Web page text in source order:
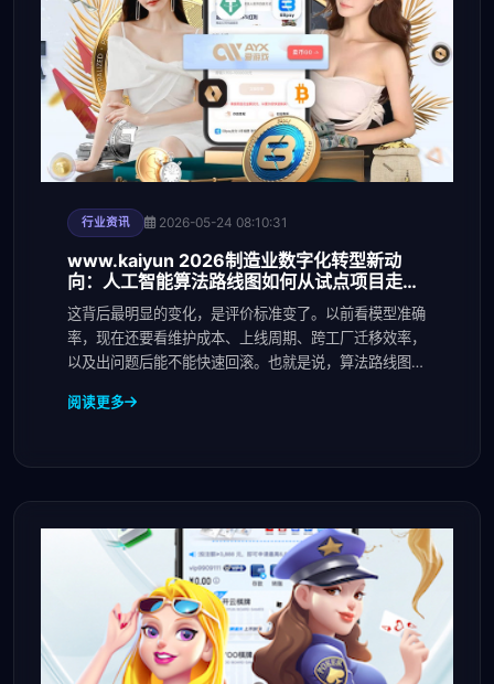
行业资讯 2026-05-24 08:10:31
www.kaiyun 2026制造业数字化转型新动
向：人工智能算法路线图如何从试点项目走向
规模化复制
这背后最明显的变化，是评价标准变了。以前看模型准确
率，现在还要看维护成本、上线周期、跨工厂迁移效率，
以及出问题后能不能快速回滚。也就是说，算法路线图从
阅读更多